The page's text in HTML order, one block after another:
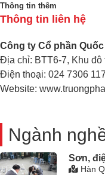
Thông tin thêm
Thông tin liên hệ
Công ty Cổ phần
Địa chỉ: BTT6-7, Khu
Điện thoại: 024 7306
Website:
Ngành
Sơn,
Hàn